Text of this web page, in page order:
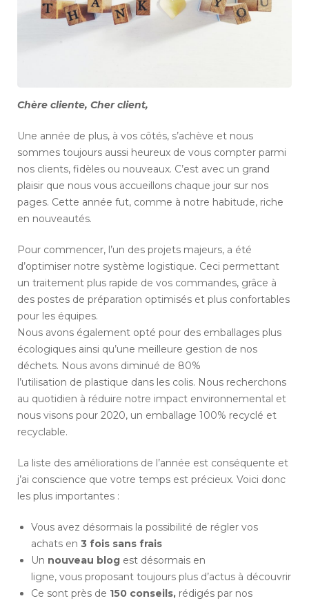
Chère cliente, Cher client,
Une année de plus, à vos côtés, s’achève et nous
sommes toujours aussi heureux de vous compter parmi
nos clients, fidèles ou nouveaux. C’est avec un grand
plaisir que nous vous accueillons chaque jour sur nos
pages. Cette année fut, comme à notre habitude, riche
en nouveautés.
Pour commencer, l’un des projets majeurs, a été
d’optimiser notre système logistique. Ceci permettant
un traitement plus rapide de vos commandes, grâce à
des postes de préparation optimisés et plus confortables
pour les équipes.
Nous avons également opté pour des emballages plus
écologiques ainsi qu’une meilleure gestion de nos
déchets. Nous avons diminué de 80%
l’utilisation de plastique dans les colis. Nous recherchons
au quotidien à réduire notre impact environnemental et
nous visons pour 2020, un emballage 100% recyclé et
recyclable.
La liste des améliorations de l’année est conséquente et
j’ai conscience que votre temps est précieux. Voici donc
les plus importantes :
Vous avez désormais la possibilité de régler vos
achats en 3 fois sans frais
Un nouveau blog est désormais en
ligne, vous proposant toujours plus d’actus à découvrir
Ce sont près de 150 conseils, rédigés par nos